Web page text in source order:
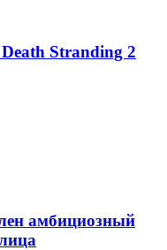
Stranding 2
амбициозный